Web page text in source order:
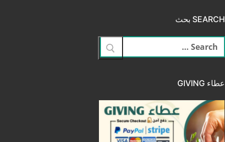
SEARCH بحث
البحث
عن:
عطاء GIVING